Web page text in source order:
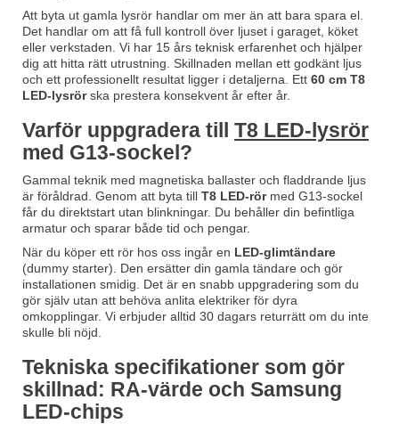
Att byta ut gamla lysrör handlar om mer än att bara spara el.
Det handlar om att få full kontroll över ljuset i garaget, köket
eller verkstaden. Vi har 15 års teknisk erfarenhet och hjälper
dig att hitta rätt utrustning. Skillnaden mellan ett godkänt ljus
och ett professionellt resultat ligger i detaljerna. Ett 60 cm T8
LED-lysrörska prestera konsekvent år efter år.
Varför uppgradera till T8 LED-lysrör
med G13-sockel?
Gammal teknik med magnetiska ballaster och fladdrande ljus
är föråldrad. Genom att byta till T8 LED-rörmed G13-sockel
får du direktstart utan blinkningar. Du behåller din befintliga
armatur och sparar både tid och pengar.
När du köper ett rör hos oss ingår en LED-glimtändare
(dummy starter). Den ersätter din gamla tändare och gör
installationen smidig. Det är en snabb uppgradering som du
gör själv utan att behöva anlita elektriker för dyra
omkopplingar. Vi erbjuder alltid 30 dagars returrätt om du inte
skulle bli nöjd.
Tekniska specifikationer som gör
skillnad: RA-värde och Samsung
LED-chips